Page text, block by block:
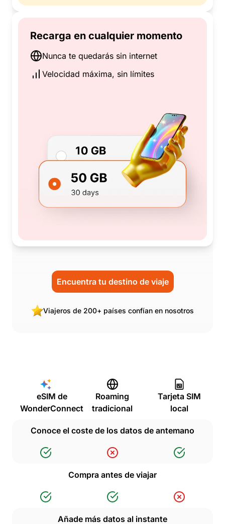
Recarga en cualquier momento
Nunca te quedarás sin internet
Velocidad máxima, sin límites
Encuentra tu destino de viaje
Viajeros de 200+ países confían en nosotros
eSIM de
WonderConnect
Roaming
tradicional
Tarjeta SIM
local
Conoce el coste de los datos de antemano
Compra antes de viajar
Añade más datos al instante